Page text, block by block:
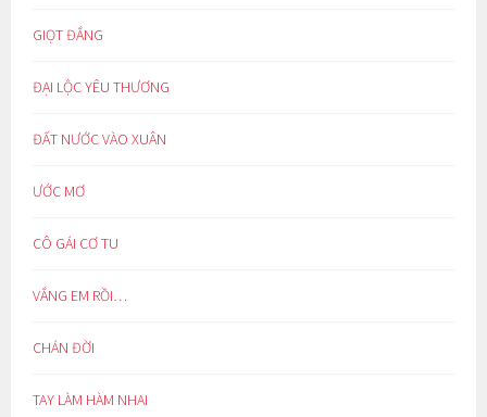
GIỌT ĐẮNG
ĐẠI LỘC YÊU THƯƠNG
ĐẤT NƯỚC VÀO XUÂN
ƯỚC MƠ
CÔ GÁI CƠ TU
VẮNG EM RỒI…
CHÁN ĐỜI
TAY LÀM HÀM NHAI